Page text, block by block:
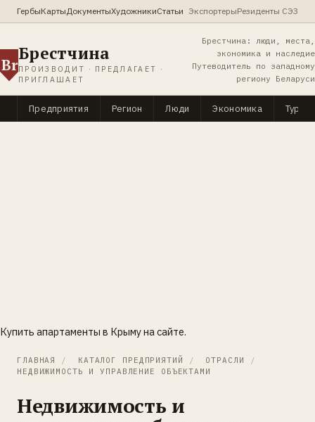
ГербыКартыДокументыХудожникиСтатьи ЭкспортерыРезиденты СЭЗ
Br
Брестчина
ПРОИЗВОДИТ · ПРЕДЛАГАЕТ ·
ПРИГЛАШАЕТ
Брестчина: люди, места,
экономика и наследие
Путеводитель по западному
региону Беларуси
Предприятия Регион Люди Экономика
Купить апартаменты в Крымуна сайте.
ГЛАВНАЯ / КАТАЛОГ ПРЕДПРИЯТИЙ / ОТРАСЛИ
/
НЕДВИЖИМОСТЬ И УПРАВЛЕНИЕ ОБЪЕКТАМИ
Недвижимость и